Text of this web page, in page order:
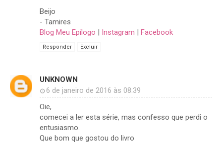
Beijo
- Tamires
Blog Meu Epílogo
Instagram Facebook
Responder Excluir
UNKNOWN
6 de janeiro de 2016 às 08:39
Oie,
comecei a ler esta série, mas confesso que perdi o
entusiasmo.
Que bom que gostou do livro